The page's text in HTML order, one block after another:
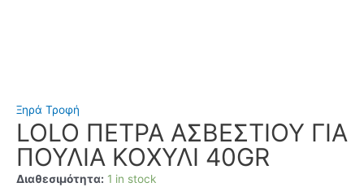
Ξηρά Τροφή
LOLO ΠΕΤΡΑ ΑΣΒΕΣΤΙΟΥ ΓΙΑ
ΠΟΥΛΙΑ ΚΟΧΥΛΙ 40GR
Διαθεσιμότητα: 1 in stock